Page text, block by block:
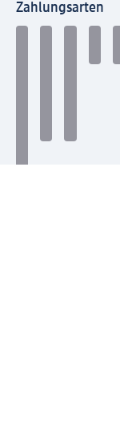
Zahlungsarten